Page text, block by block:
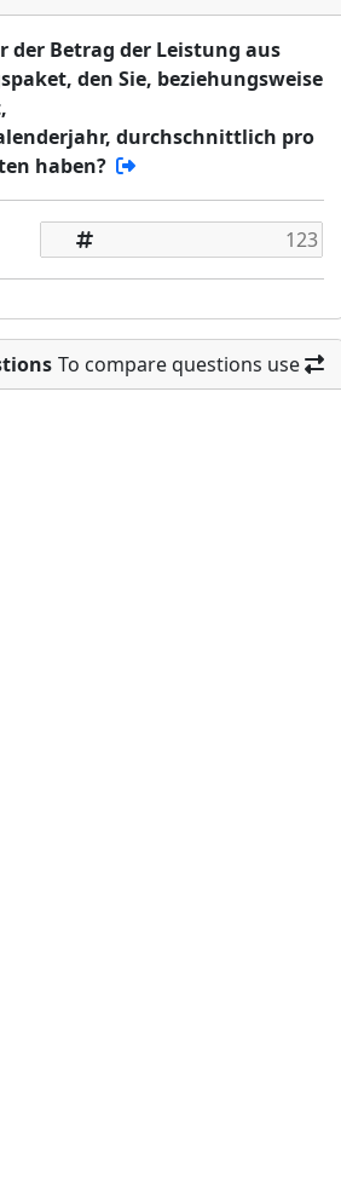
der Betrag der Leistung aus
den Sie, beziehungsweise
durchschnittlich pro
haben?
To compare questions use